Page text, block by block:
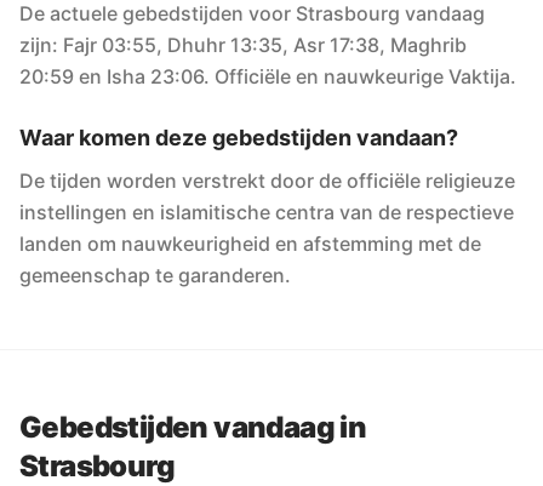
De actuele gebedstijden voor Strasbourg vandaag
zijn: Fajr 03:55, Dhuhr 13:35, Asr 17:38, Maghrib
20:59 en Isha 23:06. Officiële en nauwkeurige Vaktija.
Waar komen deze gebedstijden vandaan?
De tijden worden verstrekt door de officiële religieuze
instellingen en islamitische centra van de respectieve
landen om nauwkeurigheid en afstemming met de
gemeenschap te garanderen.
Gebedstijden vandaag in
Strasbourg